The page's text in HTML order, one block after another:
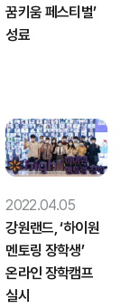
꿈키움 페스티벌’
성료
2022.04.05
강원랜드, ‘하이원
멘토링 장학생’
온라인 장학캠프
실시